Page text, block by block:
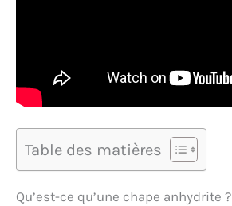
Table des matières
Qu’est-ce qu’une chape anhydrite ?